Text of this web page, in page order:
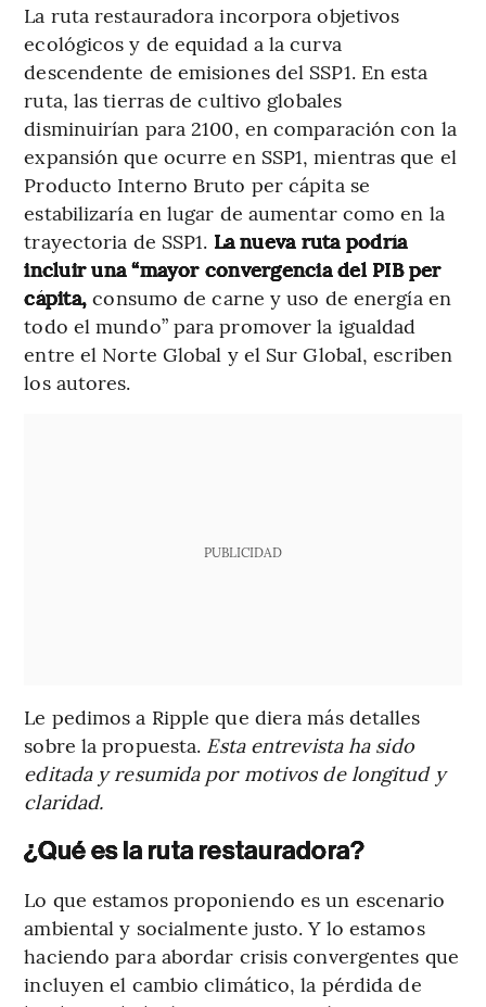
La ruta restauradora incorpora objetivos
ecológicos y de equidad a la curva
descendente de emisiones del SSP1. En esta
ruta, las tierras de cultivo globales
disminuirían para 2100, en comparación con la
expansión que ocurre en SSP1, mientras que el
Producto Interno Bruto per cápita se
estabilizaría en lugar de aumentar como en la
trayectoria de SSP1. La nueva ruta podría
incluir una “mayor convergencia del PIB per
cápita,consumo de carne y uso de energía en
todo el mundo” para promover la igualdad
entre el Norte Global y el Sur Global, escriben
los autores.
PUBLICIDAD
Le pedimos a Ripple que diera más detalles
sobre la propuesta. Esta entrevista ha sido
editada y resumida por motivos de longitud y
claridad.
¿Qué es la ruta restauradora?
Lo que estamos proponiendo es un escenario
ambiental y socialmente justo. Y lo estamos
haciendo para abordar crisis convergentes que
incluyen el cambio climático, la pérdida de